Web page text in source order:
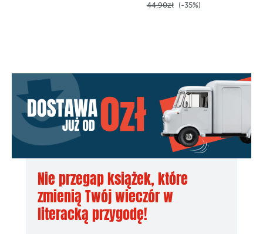
44.90zł (-35%)
Nie przegap książek, które
zmienią Twój wieczór w
literacką przygodę!